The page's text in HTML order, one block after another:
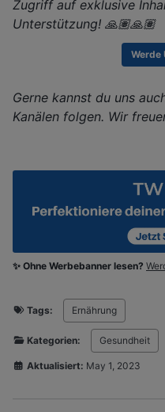
Zugriff auf exklusive
Unterstützung! 🙏🏽🙏🏽
Werde
Gerne kannst du uns
Kanälen folgen. Wir
✨ Ohne Werbebanner lesen?
Tags: Ernährung
Kategorien: Gesundheit
Aktualisiert: May 1, 2023